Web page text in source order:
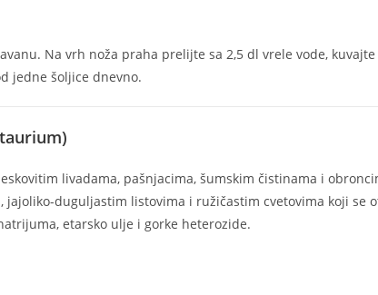
Na vrh noža praha prelijte sa 2,5 dl vrele vode,
jedne šoljice dnevno.
livadama, pašnjacima, šumskim čistinama i
jajoliko-duguljastim listovima i ružičastim cvetovima koji se
etarsko ulje i gorke heterozide.